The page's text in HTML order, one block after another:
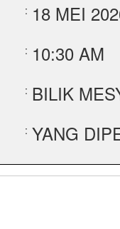
: 18 MEI
: 10:30 AM
: BILIK
: YANG